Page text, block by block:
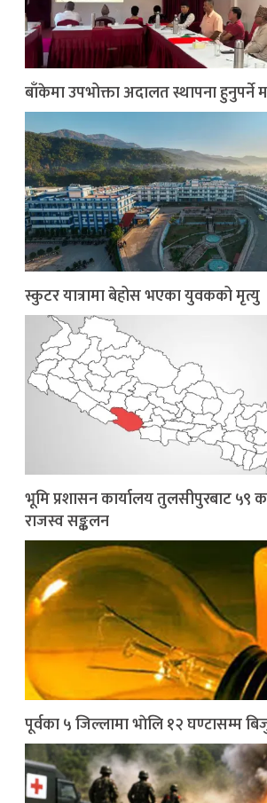
बाँकेमा उपभोक्ता अदालत स्थापना हुनुपर्ने
स्कुटर यात्रामा बेहोस भएका युवकको मृत्यु
भूमि प्रशासन कार्यालय तुलसीपुरबाट ५९
राजस्व सङ्कलन
पूर्वका ५ जिल्लामा भाेलि १२ घण्टासम्म